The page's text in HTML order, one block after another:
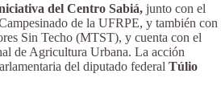
del Centro Sabiá, junto con el
de la UFRPE, y también con
Sin Techo (MTST), y cuenta con el
de Agricultura Urbana. La acción
del diputado federal Túlio